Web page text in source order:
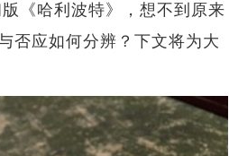
《哈利波特》，想不到原来
否应如何分辨？下文将为大